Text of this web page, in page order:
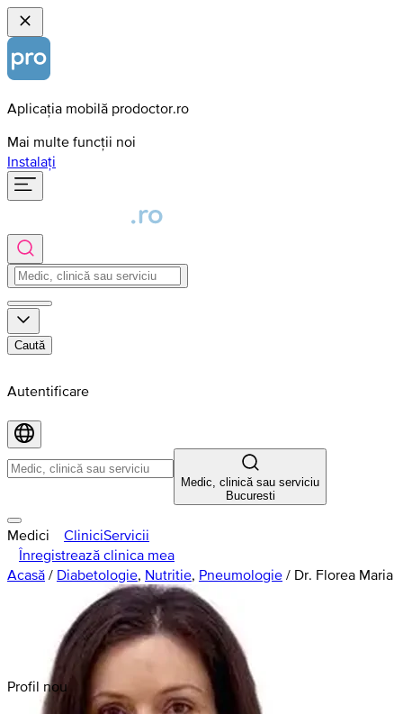
Aplicația mobilă prodoctor.ro
Mai multe funcții noi
Instalați
Caută
Autentificare
Medic, clinică sau serviciu
Bucuresti
Medici CliniciServicii
Înregistrează clinica mea
Acasă / Diabetologie, Nutritie, Pneumologie / Dr. Florea Maria
Profil nou